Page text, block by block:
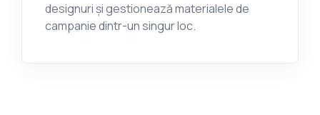
designuri și gestionează materialele de
campanie dintr-un singur loc.